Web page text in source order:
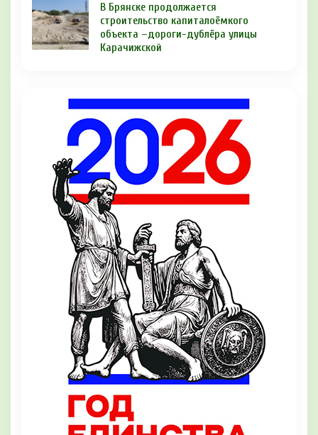
В Брянске продолжается
строительство капиталоёмкого
объекта –дороги-дублёра улицы
Карачижской